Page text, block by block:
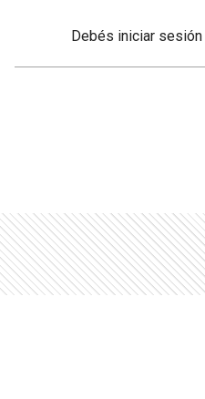
Debés iniciar sesión